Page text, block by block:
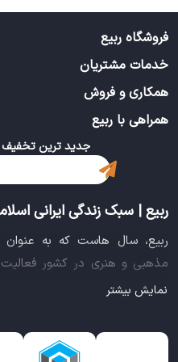
فروشگاه ربیع
خدمات مشتریان
همکاری و فروش
همراهی با ربیع
جدید ترین تخفیف
ربیع | سبک زندگی ایرانی
ربیع، سال هاست که به عنوان
مذهبی و هنری در کشور
سبک زندگی ایرانی اسلامی قرار
شما را برای خرید اینترنتی
نمایش بیشتر